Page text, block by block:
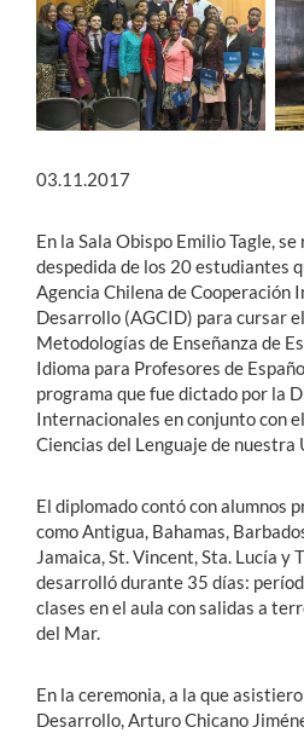
03.11.2017
En la Sala Obispo Emilio Tagle,
despedida de los 20 estudiantes
Agencia Chilena de Cooperación
Desarrollo (AGCID) para cursar
Metodologías de Enseñanza de
Idioma para Profesores de
programa que fue dictado por la
Internacionales en conjunto con
Ciencias del Lenguaje de nuestra
El diplomado contó con alumnos
como Antigua, Bahamas,
Jamaica, St. Vincent, Sta. Lucía y
desarrolló durante 35 días:
clases en el aula con salidas a
del Mar.
En la ceremonia, a la que
Desarrollo, Arturo Chicano